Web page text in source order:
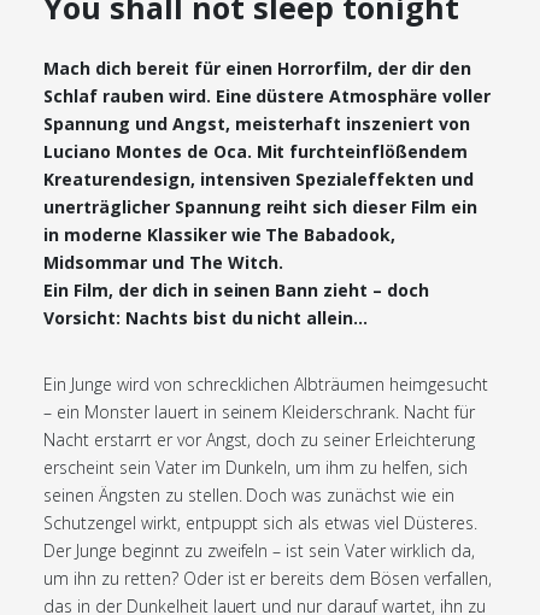
Mach dich bereit für einen Horrorfilm, der dir den
Schlaf rauben wird. Eine düstere Atmosphäre voller
Spannung und Angst, meisterhaft inszeniert von
Luciano Montes de Oca. Mit furchteinflößendem
Kreaturendesign, intensiven Spezialeffekten und
unerträglicher Spannung reiht sich dieser Film ein
in moderne Klassiker wie The Babadook,
Midsommar und The Witch.
Ein Film, der dich in seinen Bann zieht – doch
Vorsicht: Nachts bist du nicht allein…
Ein Junge wird von schrecklichen Albträumen heimgesucht
– ein Monster lauert in seinem Kleiderschrank. Nacht für
Nacht erstarrt er vor Angst, doch zu seiner Erleichterung
erscheint sein Vater im Dunkeln, um ihm zu helfen, sich
seinen Ängsten zu stellen. Doch was zunächst wie ein
Schutzengel wirkt, entpuppt sich als etwas viel Düsteres.
Der Junge beginnt zu zweifeln – ist sein Vater wirklich da,
um ihn zu retten? Oder ist er bereits dem Bösen verfallen,
das in der Dunkelheit lauert und nur darauf wartet, ihn zu